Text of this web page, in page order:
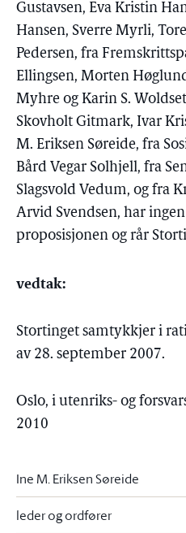
Gustavsen, Eva Kristin
Hansen, Sverre Myrli,
Pedersen, fra
Ellingsen, Morten
Myhre og Karin S.
Skovholt Gitmark, Ivar
M. Eriksen Søreide, fra
Bård Vegar Solhjell, fra
Slagsvold Vedum, og fra
Arvid Svendsen, har
proposisjonen og rår
vedtak:
Stortinget samtykkjer i
av 28. september 2007.
Oslo, i utenriks- og
2010
Ine M. Eriksen Søreide
leder og ordfører